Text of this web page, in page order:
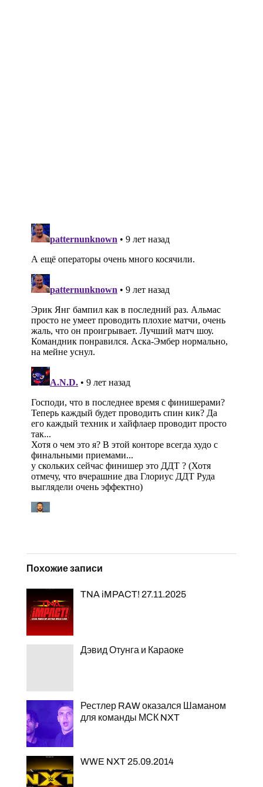
Похожие записи
TNA iMPACT! 27.11.2025
Дэвид Отунга и Караоке
Рестлер RAW оказался Шаманом
для команды МСК NXT
WWE NXT 25.09.2014